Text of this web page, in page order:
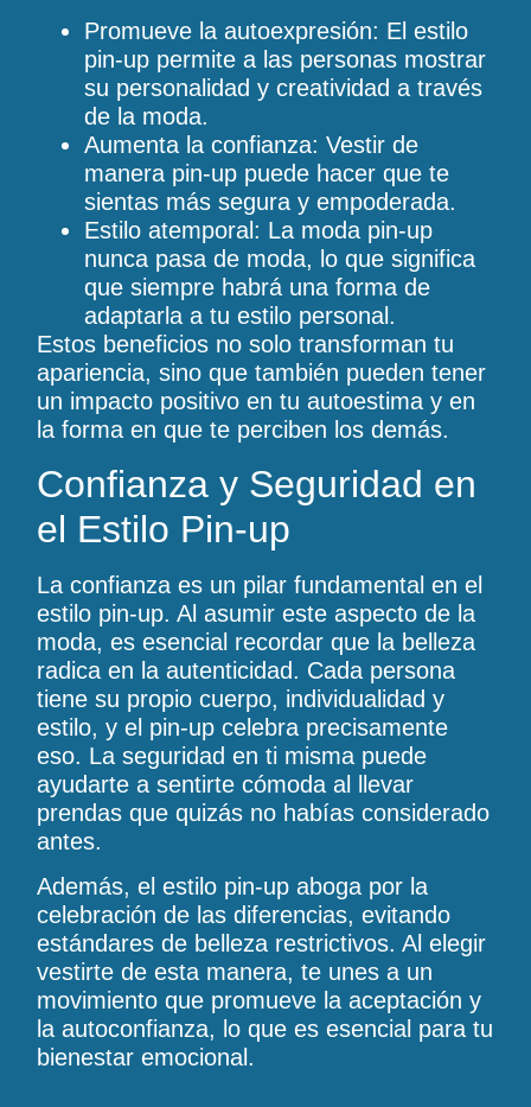
Promueve la autoexpresión: El estilo
pin-up permite a las personas mostrar
su personalidad y creatividad a través
de la moda.
Aumenta la confianza: Vestir de
manera pin-up puede hacer que te
sientas más segura y empoderada.
Estilo atemporal: La moda pin-up
nunca pasa de moda, lo que significa
que siempre habrá una forma de
adaptarla a tu estilo personal.
Estos beneficios no solo transforman tu
apariencia, sino que también pueden tener
un impacto positivo en tu autoestima y en
la forma en que te perciben los demás.
Confianza y Seguridad en
el Estilo Pin-up
La confianza es un pilar fundamental en el
estilo pin-up. Al asumir este aspecto de la
moda, es esencial recordar que la belleza
radica en la autenticidad. Cada persona
tiene su propio cuerpo, individualidad y
estilo, y el pin-up celebra precisamente
eso. La seguridad en ti misma puede
ayudarte a sentirte cómoda al llevar
prendas que quizás no habías considerado
antes.
Además, el estilo pin-up aboga por la
celebración de las diferencias, evitando
estándares de belleza restrictivos. Al elegir
vestirte de esta manera, te unes a un
movimiento que promueve la aceptación y
la autoconfianza, lo que es esencial para tu
bienestar emocional.